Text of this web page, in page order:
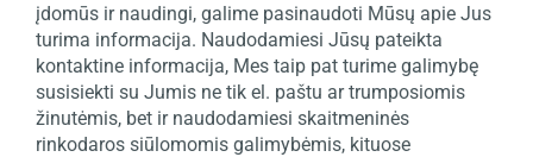
įdomūs ir naudingi, galime pasinaudoti Mūsų apie Jus
turima informacija. Naudodamiesi Jūsų pateikta
kontaktine informacija, Mes taip pat turime galimybę
susisiekti su Jumis ne tik el. paštu ar trumposiomis
žinutėmis, bet ir naudodamiesi skaitmeninės
rinkodaros siūlomomis galimybėmis, kituose